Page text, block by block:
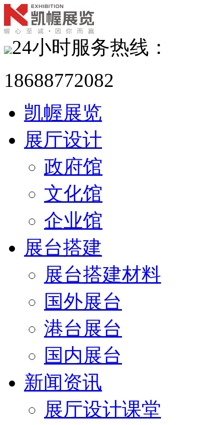
24小时服务热线：
18688772082
凯幄展览
展厅设计
政府馆
文化馆
企业馆
展台搭建
展台搭建材料
国外展台
港台展台
国内展台
新闻资讯
展厅设计课堂